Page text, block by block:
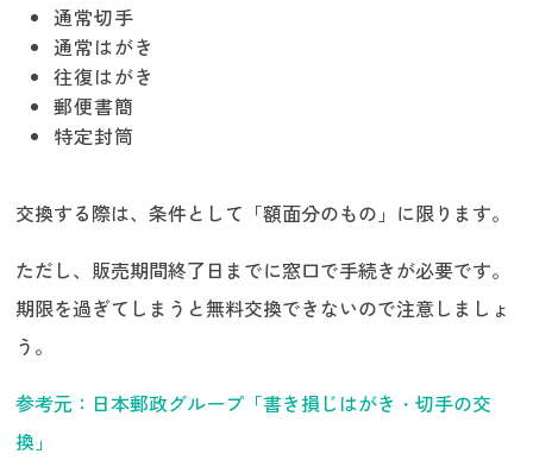
通常切手
通常はがき
往復はがき
郵便書簡
特定封筒
交換する際は、条件として「額面分のもの」に限ります。
ただし、販売期間終了日までに窓口で手続きが必要です。
期限を過ぎてしまうと無料交換できないので注意しましょ
う。
参考元：日本郵政グループ「書き損じはがき・切手の交
換」